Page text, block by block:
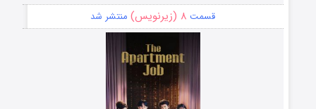
قسمت ۸ (زیرنویس) منتشر شد